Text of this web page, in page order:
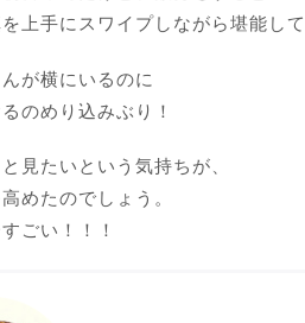
上手にスワイプしながら堪能して
が横にいるのに
のめり込みぶり！
見たいという気持ちが、
めたのでしょう。
ごい！！！